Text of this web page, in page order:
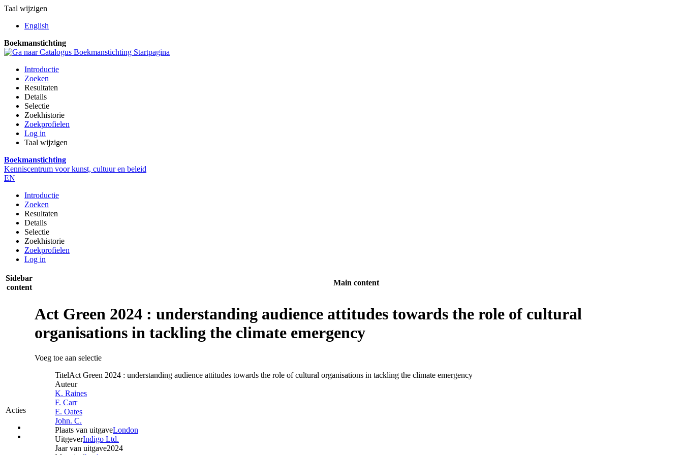
Taal wijzigen
English
Boekmanstichting
Introductie
Zoeken
Resultaten
Details
Selectie
Zoekhistorie
Zoekprofielen
Log in
Taal wijzigen
Boekmanstichting
Kenniscentrum voor kunst, cultuur en beleid
EN
Introductie
Zoeken
Resultaten
Details
Selectie
Zoekhistorie
Zoekprofielen
Log in
Sidebar
content
Main content
Acties
Act Green 2024 : understanding audience attitudes towards the role of cultural
organisations in tackling the climate emergency
Voeg toe aan selectie
TitelAct Green 2024 : understanding audience attitudes towards the role of cultural organisations in tackling the climate emergency
Auteur
K. Raines
F. Carr
E. Oates
John. C.
Plaats van uitgaveLondon
UitgeverIndigo Ltd.
Jaar van uitgave2024